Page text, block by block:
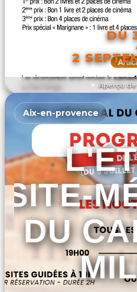
Aperçu
DU
2
Aix-en-provence
SITE-
DU